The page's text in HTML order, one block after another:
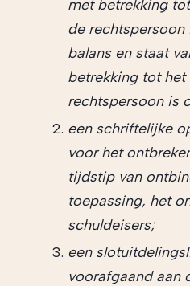
met betrekking
de
balans en staat
betrekking tot
rechtspersoon is
een schriftelijke
voor het
tijdstip van
toepassing, het
schuldeisers;
een
voorafgaand aan